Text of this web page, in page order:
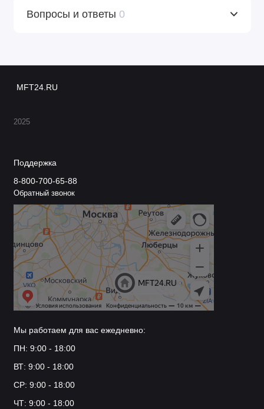
Вопросы и ответы 0
MFT24.RU
2025
Поддержка
8-800-700-65-88
Обратный звонок
Мы работаем для вас ежедневно:
ПН: 9:00 - 18:00
ВТ: 9:00 - 18:00
СР: 9:00 - 18:00
ЧТ: 9:00 - 18:00